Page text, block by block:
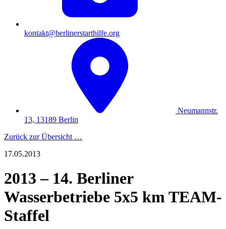
kontakt@berlinerstarthilfe.org
Neumannstr.
13, 13189 Berlin
Zurück zur Übersicht …
17.05.2013
2013 – 14. Berliner
Wasserbetriebe 5x5 km TEAM-
Staffel